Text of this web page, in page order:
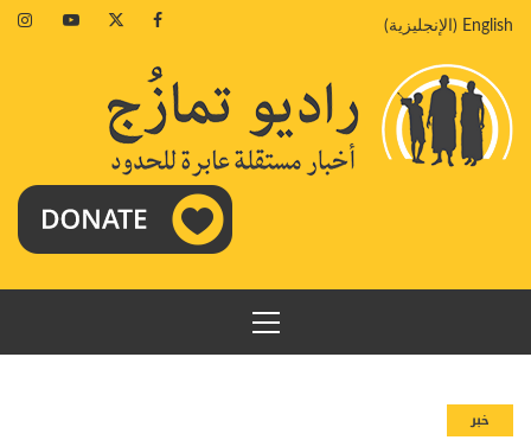
إلىEnglish
( الإنجليزية)
Facebook
Twitter
Youtube
القائمة
الرئيسية
خبر